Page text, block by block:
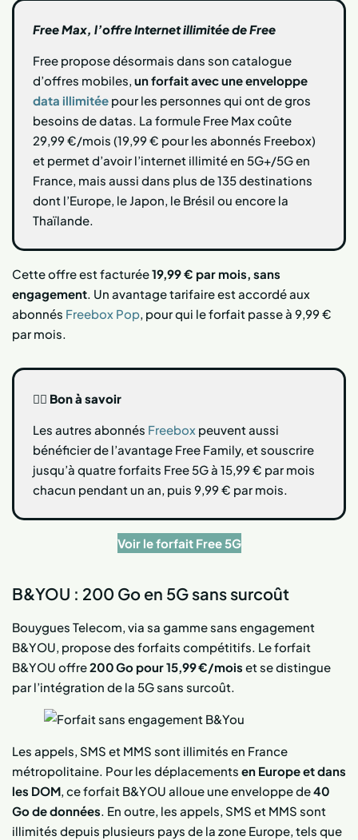
Free Max, l’offre Internet illimitée de Free
Free propose désormais dans son catalogue
d’offres mobiles, un forfait avec une enveloppe
data illimitée pour les personnes qui ont de gros
besoins de datas. La formule Free Max coûte
29,99 €/mois (19,99 € pour les abonnés Freebox)
et permet d’avoir l’internet illimité en 5G+/5G en
France, mais aussi dans plus de 135 destinations
dont l’Europe, le Japon, le Brésil ou encore la
Thaïlande.
Cette offre est facturée19,99 € par mois, sans
engagement. Un avantage tarifaire est accordé aux
abonnés Freebox Pop, pour qui le forfait passe à 9,99 €
par mois.
👍🏻 Bon à savoir
Les autres abonnés Freebox peuvent aussi
bénéficier de l’avantage Free Family, et souscrire
jusqu’à quatre forfaits Free 5G à 15,99 € par mois
chacun pendant un an, puis 9,99 € par mois.
Voir le forfait Free 5G
B&YOU : 200 Go en 5G sans surcoût
Bouygues Telecom, via sa gamme sans engagement
B&YOU, propose des forfaits compétitifs. Le forfait
B&YOU offre200 Go pour 15,99 €/mois et se distingue
par l’intégration de la 5G sans surcoût.
Les appels, SMS et MMS sont illimités en France
métropolitaine. Pour les déplacements en Europe et dans
les DOM, ce forfait B&YOU alloue une enveloppe de40
Go de données. En outre, les appels, SMS et MMS sont
illimités depuis plusieurs pays de la zone Europe, tels que